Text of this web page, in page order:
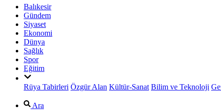
Balıkesir
Gündem
Siyaset
Ekonomi
Dünya
Sağlık
Spor
Eğitim
Rüya Tabirleri Özgür Alan Kültür-Sanat Bilim ve Teknoloji
Ara